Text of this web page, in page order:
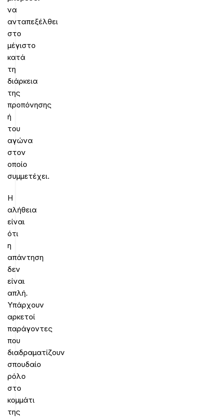
να
ανταπεξέλθει
στο
μέγιστο
κατά
τη
διάρκεια
της
προπόνησης
ή
του
αγώνα
στον
οποίο
συμμετέχει.
Η
αλήθεια
είναι
ότι
η
απάντηση
δεν
είναι
απλή.
Υπάρχουν
αρκετοί
παράγοντες
που
διαδραματίζουν
σπουδαίο
ρόλο
στο
κομμάτι
της